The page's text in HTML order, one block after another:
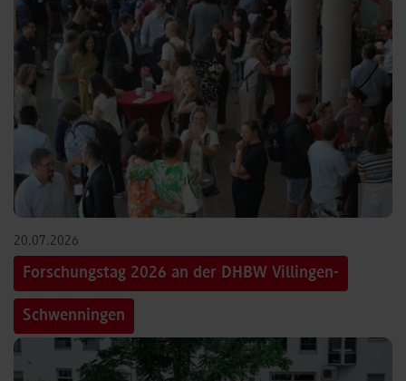
20.07.2026
Forschungstag 2026 an der DHBW Villingen-
Schwenningen